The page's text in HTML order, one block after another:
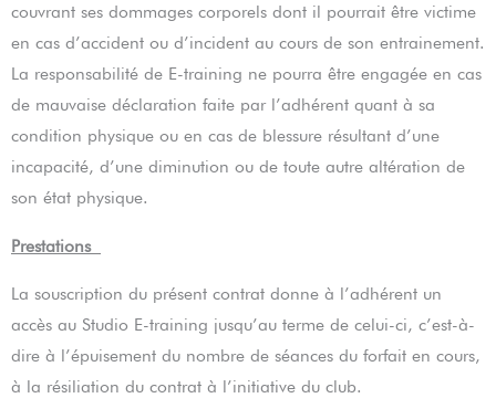
couvrant ses dommages corporels dont il pourrait être victime
en cas d’accident ou d’incident au cours de son entrainement.
La responsabilité de E-training ne pourra être engagée en cas
de mauvaise déclaration faite par l’adhérent quant à sa
condition physique ou en cas de blessure résultant d’une
incapacité, d’une diminution ou de toute autre altération de
son état physique.
Prestations
La souscription du présent contrat donne à l’adhérent un
accès au Studio E-training jusqu’au terme de celui-ci, c’est-à-
dire à l’épuisement du nombre de séances du forfait en cours,
à la résiliation du contrat à l’initiative du club.